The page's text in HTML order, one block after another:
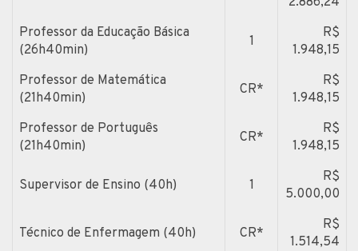
Professor da Educação Básica
(26h40min)
1
R$
1.948,15
Professor de Matemática
(21h40min)
CR*
R$
1.948,15
Professor de Português
(21h40min)
CR*
R$
1.948,15
Supervisor de Ensino (40h) 1
R$
5.000,00
Técnico de Enfermagem (40h) CR*
R$
1.514,54